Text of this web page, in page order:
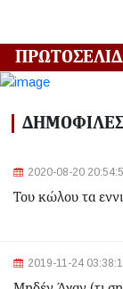
Αλλαγές
2024-03-22
Ομόνοια:
2024-03-22
Σεισμός 4,7
2020-08-20
Του κώλου τα
2019-11-24